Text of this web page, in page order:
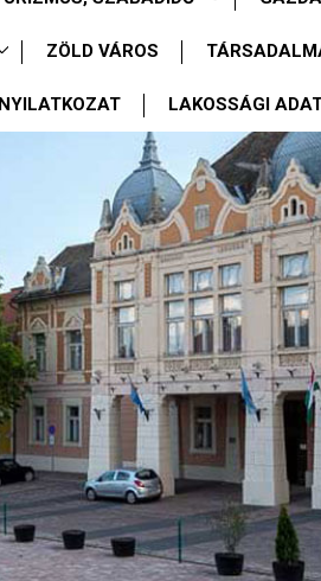
ZÖLD VÁROS
LAKOSSÁGI